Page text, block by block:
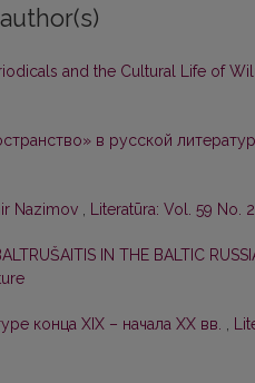
and the Cultural Life of
в русской
Nazimov , Literatūra: Vol. 59 No.
IN THE BALTIC
конца XIX – начала ХХ вв. ,